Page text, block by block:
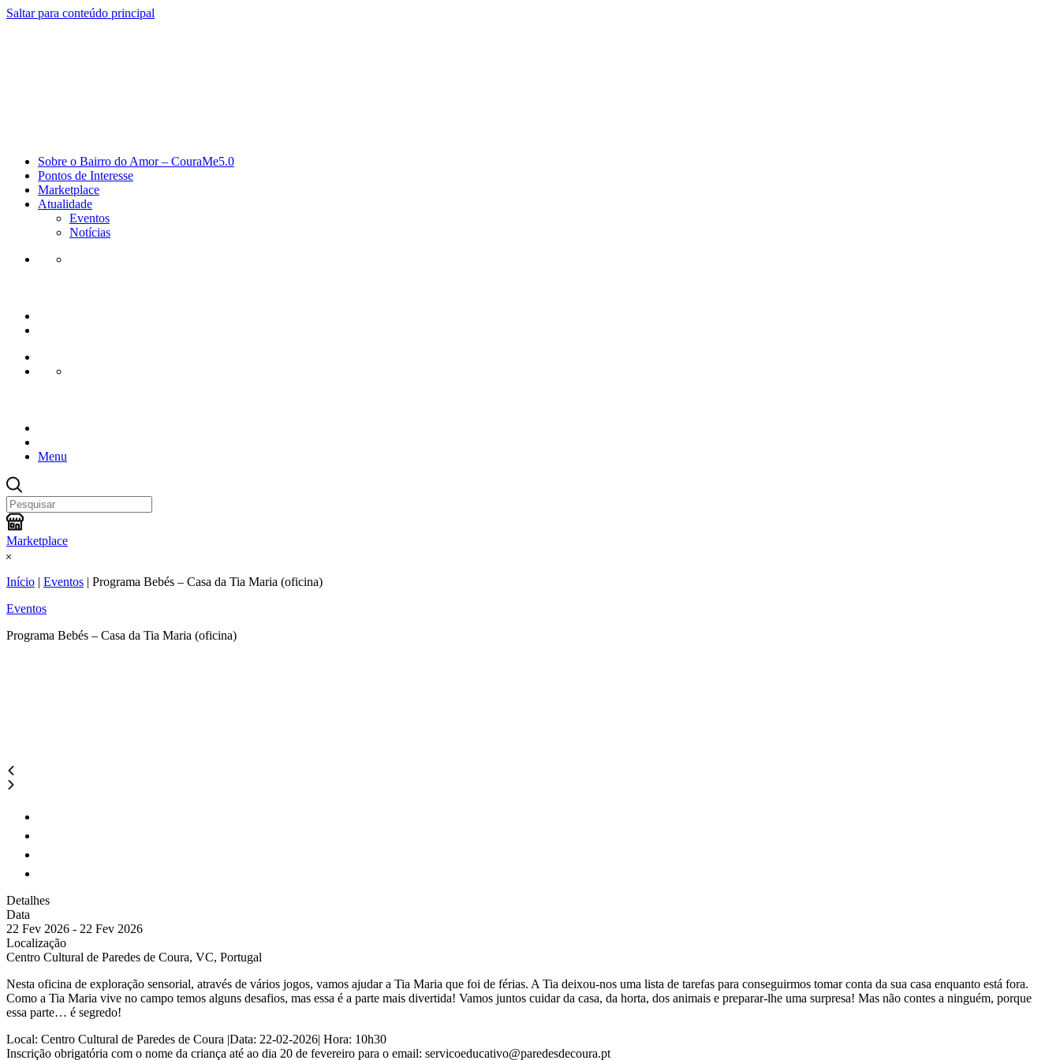
Saltar para conteúdo principal
Sobre o Bairro do Amor – CouraMe5.0
Pontos de Interesse
Marketplace
Atualidade
Eventos
Notícias
Menu
Marketplace
Início | Eventos | Programa Bebés – Casa da Tia Maria (oficina)
Eventos
Programa Bebés – Casa da Tia Maria (oficina)
Detalhes
Data
22 Fev 2026 - 22 Fev 2026
Localização
Centro Cultural de Paredes de Coura, VC, Portugal
Nesta oficina de exploração sensorial, através de vários jogos, vamos ajudar a Tia Maria que foi de férias. A Tia deixou-nos uma lista de tarefas para conseguirmos tomar conta da sua casa enquanto está fora.
Como a Tia Maria vive no campo temos alguns desafios, mas essa é a parte mais divertida! Vamos juntos cuidar da casa, da horta, dos animais e preparar-lhe uma surpresa! Mas não contes a ninguém, porque
essa parte… é segredo!
Local: Centro Cultural de Paredes de Coura |Data: 22-02-2026| Hora: 10h30
Inscrição obrigatória com o nome da criança até ao dia 20 de fevereiro para o email: servicoeducativo@paredesdecoura.pt